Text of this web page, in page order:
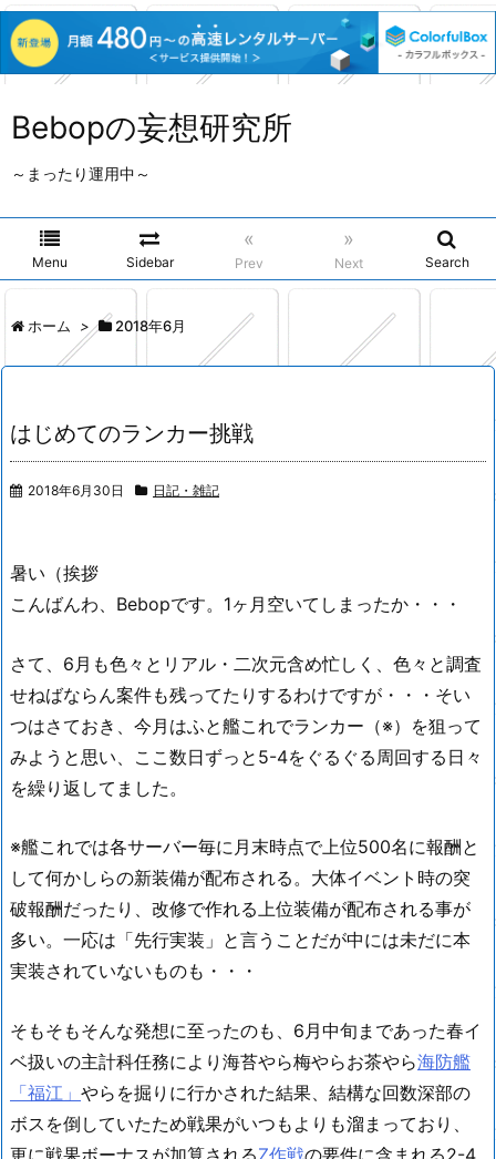
Bebopの妄想研究所
～まったり運用中～
Menu Sidebar
«
Prev
»
Next Search
ホーム > 2018年6月
はじめてのランカー挑戦
2018年6月30日 日記・雑記
暑い（挨拶
こんばんわ、Bebopです。1ヶ月空いてしまったか・・・
さて、6月も色々とリアル・二次元含め忙しく、色々と調査
せねばならん案件も残ってたりするわけですが・・・そい
つはさておき、今月はふと艦これでランカー（※）を狙って
みようと思い、ここ数日ずっと5-4をぐるぐる周回する日々
を繰り返してました。
※艦これでは各サーバー毎に月末時点で上位500名に報酬と
して何かしらの新装備が配布される。大体イベント時の突
破報酬だったり、改修で作れる上位装備が配布される事が
多い。一応は「先行実装」と言うことだが中には未だに本
実装されていないものも・・・
そもそもそんな発想に至ったのも、6月中旬まであった春イ
ベ扱いの主計科任務により海苔やら梅やらお茶やら海防艦
「福江」 やらを掘りに行かされた結果、結構な回数深部の
ボスを倒していたため戦果がいつもよりも溜まっており、
更に戦果ボーナスが加算されるZ作戦の要件に含まれる2-4